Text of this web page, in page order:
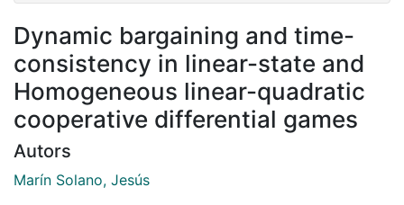
Dynamic bargaining and time-
consistency in linear-state and
Homogeneous linear-quadratic
cooperative differential games
Autors
Marín Solano, Jesús